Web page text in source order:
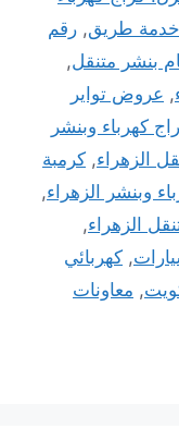
خدمة طريق, رقم
بنشر متنقل,
, عروض تواير
كهرباء وبنشر
الزهراء, كرمبة
وبنشر الزهراء,
الزهراء,
, كهربائي
, معاونات